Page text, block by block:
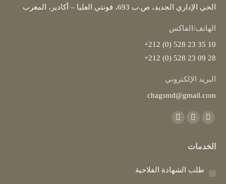
الحي الإداري الجديد، ص.ب 693، فونتي العليا – أكادير، المغرب
الهاتف/الفاكس
10 35 23 528 (0) 212+
28 09 23 528 (0) 212+
البريد الإلكتروني
chagsmd@gmail.com
Find us on:
Facebook
opens
new
YouTube
opens
new
Instagram
new
الخدمات
طلب الشهادة الفلاحية